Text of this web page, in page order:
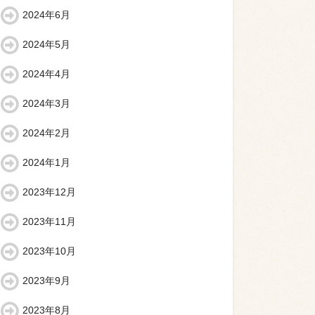
2024年6月
2024年5月
2024年4月
2024年3月
2024年2月
2024年1月
2023年12月
2023年11月
2023年10月
2023年9月
2023年8月